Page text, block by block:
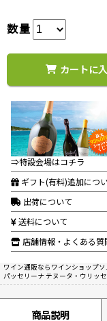
数量
カートに
⇒特設会場はコチラ
ギフト(有料)追加につ
出荷について
送料について
店舗情報・よくある質
ワイン通販ならワインショップソ
パッセリーナ テヌータ・ウリッ
商品説明